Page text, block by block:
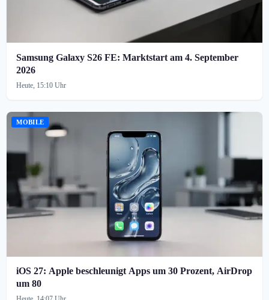
Samsung Galaxy S26 FE: Marktstart am 4. September
2026
Heute, 15:10 Uhr
MOBILE
iOS 27: Apple beschleunigt Apps um 30 Prozent, AirDrop
um 80